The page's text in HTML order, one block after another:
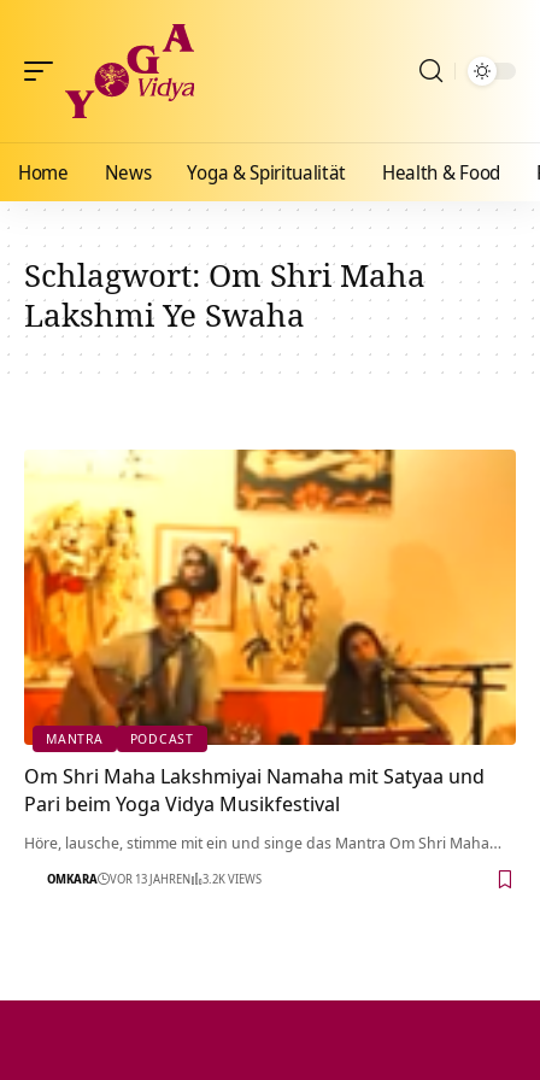
Home News Yoga & Spiritualität Health & Food
Schlagwort:Om Shri Maha
Lakshmi Ye Swaha
MANTRA PODCAST
Om Shri Maha Lakshmiyai Namaha mit Satyaa und
Pari beim Yoga Vidya Musikfestival
Höre, lausche, stimme mit ein und singe das Mantra Om Shri Maha…
OMKARA VOR 13 JAHREN 3.2K VIEWS